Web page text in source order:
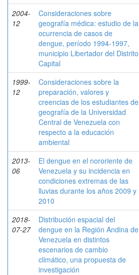
2004-
12
Consideraciones sobre
geografía médica: estudio de la
ocurrencia de casos de
dengue, período 1994-1997,
municipio Libertador del Distrito
Capital
1999-
12
Consideraciones sobre la
preparación, valores y
creencias de los estudiantes de
geografía de la Universidad
Central de Venezuela con
respecto a la educación
ambiental
2013-
06
El dengue en el nororiente de
Venezuela y su incidencia en
condiciones extremas de las
lluvias durante los años 2009 y
2010
2018-
07-27
Distribución espacial del
dengue en la Región Andina de
Venezuela en distintos
escenarios de cambio
climático, una propuesta de
investigación